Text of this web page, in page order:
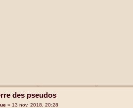
des pseudos
» 13 nov. 2018, 20:28